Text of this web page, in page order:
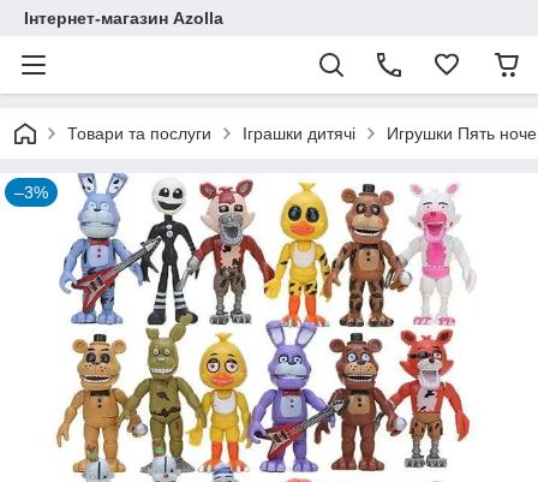
Інтернет-магазин Azolla
Товари та послуги Іграшки дитячі Игрушки Пять
–3%